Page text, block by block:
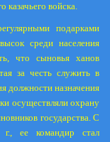
казачьего войска.
подарками
среди населения
что сыновья ханов
за честь служить в
должности назначения
осуществляли охрану
государства. С
г., ее командир стал